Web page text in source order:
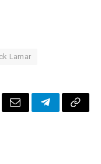
Lamar
CorreoTelegrama